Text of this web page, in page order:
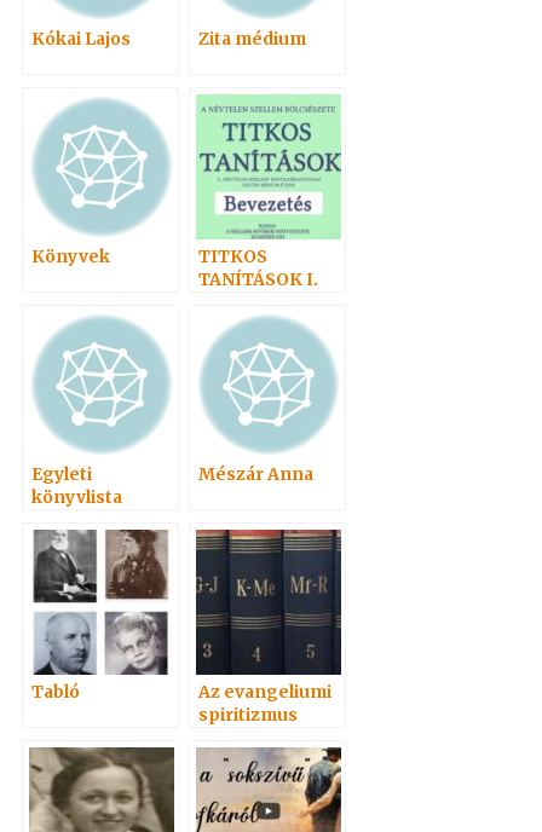
Kókai Lajos Zita médium
Könyvek
TITKOS
TANÍTÁSOK I.
Egyleti
könyvlista
Mészár Anna
Tabló
Az evangeliumi
spiritizmus
szótára